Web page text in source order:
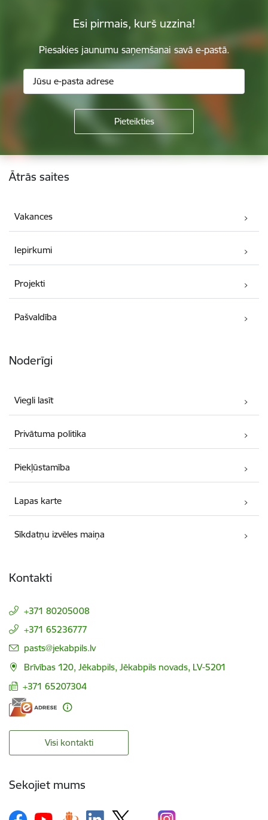
Esi pirmais, kurš uzzina!
Piesakies jaunumu saņemšanai savā e-pastā.
Kājene
Ātrās saites
Vakances
Iepirkumi
Projekti
Pašvaldība
Noderīgi
Viegli lasīt
Privātuma politika
Piekļūstamība
Lapas karte
Sīkdatņu izvēles maiņa
Kontakti
+371 80205008
+371 65236777
E-pasts:
pasts@jekabpils.lv
Brīvības 120, Jēkabpils, Jēkabpils novads, LV-5201
+371 65207304
Visi kontakti
Sekojiet mums